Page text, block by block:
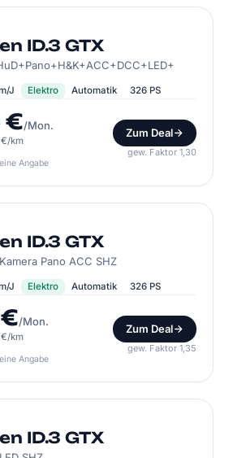
ID.3 GTX
J Elektro Automatik 326 PS
€/Mon.
km
Zum Deal
gew. Faktor 1,30
Angabe
ID.3 GTX
Pano ACC SHZ
J Elektro Automatik 326 PS
/Mon.
km
Zum Deal
gew. Faktor 1,35
Angabe
ID.3 GTX